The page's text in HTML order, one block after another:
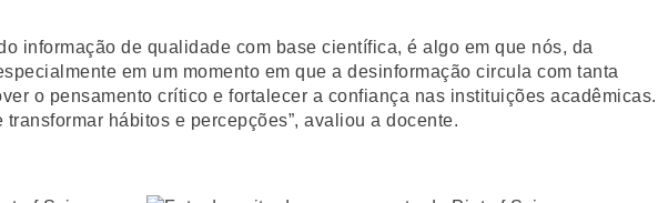
informação de qualidade com base científica, é algo em que nós, da
em um momento em que a desinformação circula com tanta
o pensamento crítico e fortalecer a confiança nas instituições acadêmicas.
hábitos e percepções”, avaliou a docente.